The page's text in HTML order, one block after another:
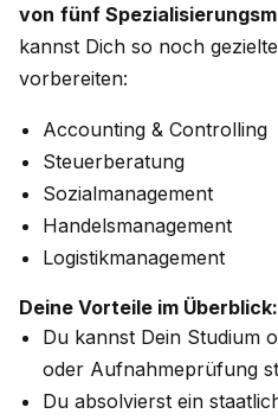
von fünf
kannst Dich so noch
vorbereiten:
Accounting & Controlling
Steuerberatung
Sozialmanagement
Handelsmanagement
Logistikmanagement
Deine Vorteile im Überblick:
Du kannst Dein Studium
oder Aufnahmeprüfung
Du absolvierst ein